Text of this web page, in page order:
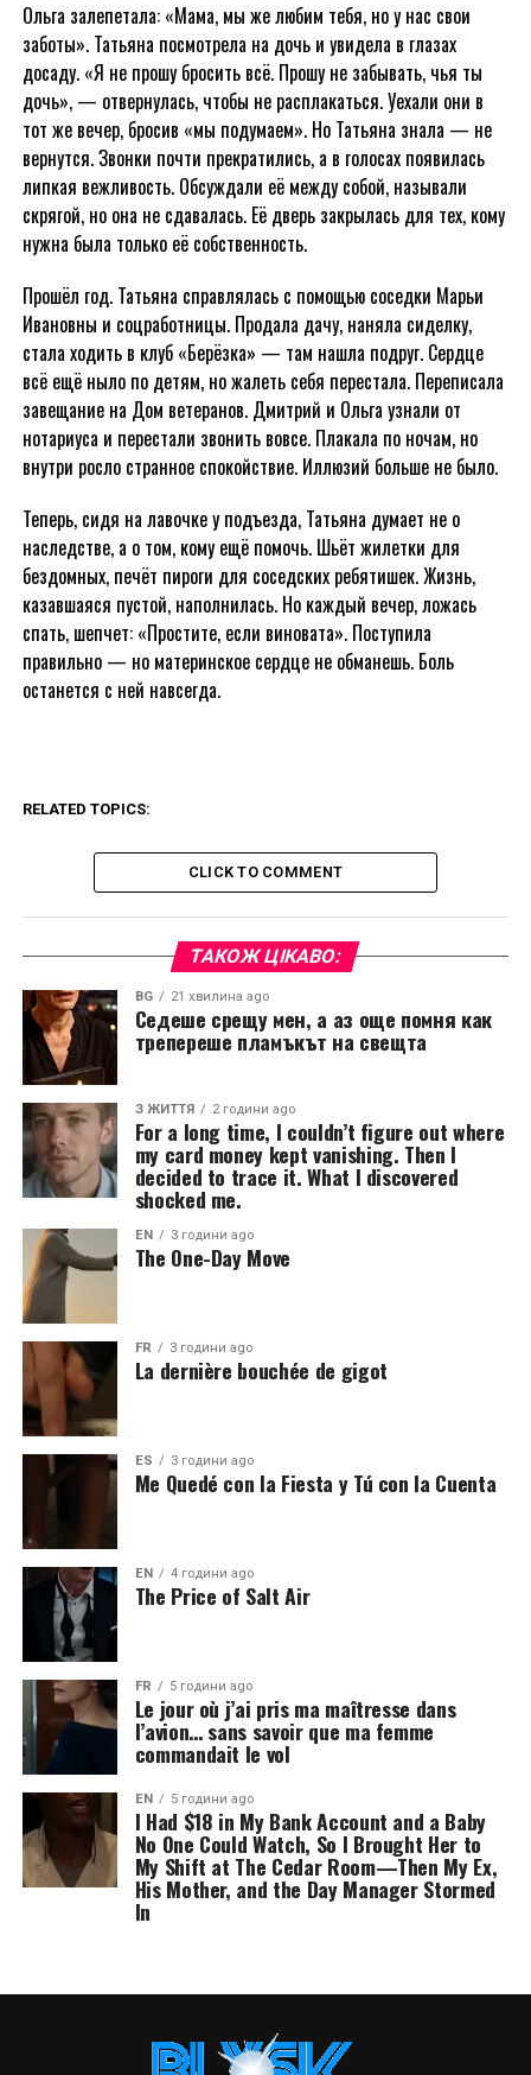
Ольга залепетала: «Мама, мы же любим тебя, но у нас свои
заботы». Татьяна посмотрела на дочь и увидела в глазах
досаду. «Я не прошу бросить всё. Прошу не забывать, чья ты
дочь», — отвернулась, чтобы не расплакаться. Уехали они в
тот же вечер, бросив «мы подумаем». Но Татьяна знала — не
вернутся. Звонки почти прекратились, а в голосах появилась
липкая вежливость. Обсуждали её между собой, называли
скрягой, но она не сдавалась. Её дверь закрылась для тех, кому
нужна была только её собственность.
Прошёл год. Татьяна справлялась с помощью соседки Марьи
Ивановны и соцработницы. Продала дачу, наняла сиделку,
стала ходить в клуб «Берёзка» — там нашла подруг. Сердце
всё ещё ныло по детям, но жалеть себя перестала. Переписала
завещание на Дом ветеранов. Дмитрий и Ольга узнали от
нотариуса и перестали звонить вовсе. Плакала по ночам, но
внутри росло странное спокойствие. Иллюзий больше не было.
Теперь, сидя на лавочке у подъезда, Татьяна думает не о
наследстве, а о том, кому ещё помочь. Шьёт жилетки для
бездомных, печёт пироги для соседских ребятишек. Жизнь,
казавшаяся пустой, наполнилась. Но каждый вечер, ложась
спать, шепчет: «Простите, если виновата». Поступила
правильно — но материнское сердце не обманешь. Боль
останется с ней навсегда.
RELATED TOPICS:
CLICK TO COMMENT
ТАКОЖ ЦІКАВО:
BG 21 хвилина ago
Седеше срещу мен, а аз още помня как
трепереше пламъкът на свещта
З ЖИТТЯ 2 години ago
For a long time, I couldn’t figure out where
my card money kept vanishing. Then I
decided to trace it. What I discovered
shocked me.
EN 3 години ago
The One-Day Move
FR 3 години ago
La dernière bouchée de gigot
ES 3 години ago
Me Quedé con la Fiesta y Tú con la Cuenta
EN 4 години ago
The Price of Salt Air
FR 5 години ago
Le jour où j’ai pris ma maîtresse dans
l’avion… sans savoir que ma femme
commandait le vol
EN 5 години ago
I Had $18 in My Bank Account and a Baby
No One Could Watch, So I Brought Her to
My Shift at The Cedar Room—Then My Ex,
His Mother, and the Day Manager Stormed
In